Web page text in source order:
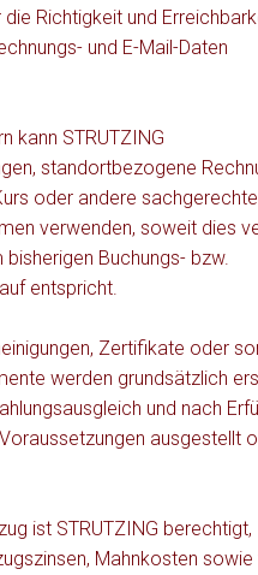
die Richtigkeit und
und E-Mail-Daten
kann STRUTZING
standortbezogene
oder andere sachgerechte
verwenden, soweit dies
Buchungs- bzw.
entspricht.
Zertifikate oder
werden grundsätzlich
und nach
ausgestellt
ist STRUTZING berechtigt,
Mahnkosten